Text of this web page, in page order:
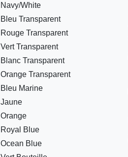
Navy/White
Bleu Transparent
Rouge Transparent
Vert Transparent
Blanc Transparent
Orange Transparent
Bleu Marine
Jaune
Orange
Royal Blue
Ocean Blue